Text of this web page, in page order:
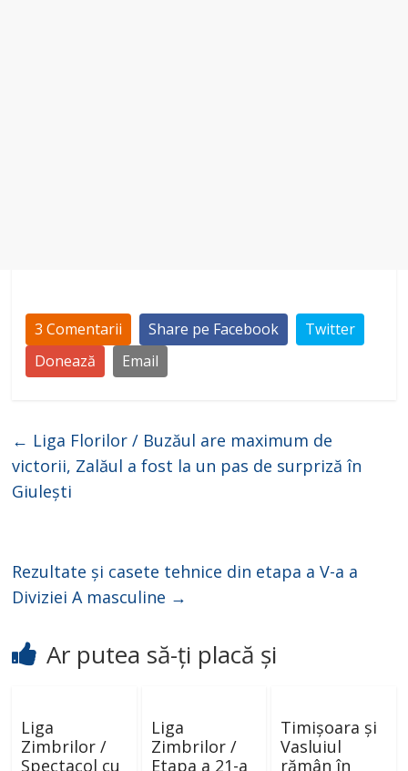
3 Comentarii Share pe Facebook
Twitter
Donează
Email
← Liga Florilor / Buzăul are maximum de
victorii, Zalăul a fost la un pas de surpriză în
Giulești
Rezultate și casete tehnice din etapa a V-a a
Diviziei A masculine →
Ar putea să-ți placă și
Liga
Zimbrilor /
Spectacol cu
Liga
Zimbrilor /
Etapa a 21-a
Timișoara și
Vasluiul
rămân în